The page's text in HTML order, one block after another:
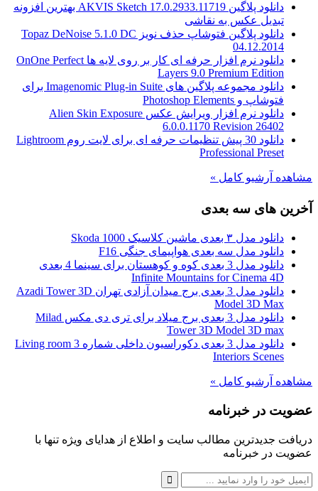
دانلود پلاگین AKVIS Sketch 17.0.2933.11719 بهترین افزونه
تبدیل عکس به نقاشی
دانلود پلاگین فتوشاپ حذف نویز Topaz DeNoise 5.1.0 DC
04.12.2014
دانلود نرم افزار حرفه ای کار بر روی لایه ها OnOne Perfect
Layers 9.0 Premium Edition
دانلود مجموعه پلاگین های Imagenomic Plug-in Suite برای
فتوشاپ و Photoshop Elements
دانلود نرم افزار ویرایش عکس Alien Skin Exposure
6.0.0.1170 Revision 26402
دانلود 30 پیش تنظیمات حرفه ای برای لایت روم Lightroom
Professional Preset
مشاهده آرشیو کامل »
آخرین های سه بعدی
دانلود مدل ۳ بعدی ماشین کلاسیک Skoda 1000
دانلود مدل سه بعدی هواپیمای جنگی F16
دانلود مدل 3 بعدی کوه و کوهستان برای سینما 4 بعدی
Infinite Mountains for Cinema 4D
دانلود مدل 3 بعدی برج میدان آزادی تهران Azadi Tower 3D
Model 3D Max
دانلود مدل 3 بعدی برج میلاد برای تری دی مکس Milad
Tower 3D Model 3D max
دانلود مدل 3 بعدی دکوراسیون داخلی شماره 3 Living room
Interiors Scenes
مشاهده آرشیو کامل »
عضویت در خبرنامه
دریافت جدیدترین مطالب سایت و اطلاع از هدایای ویژه تنها با
عضویت در خبرنامه